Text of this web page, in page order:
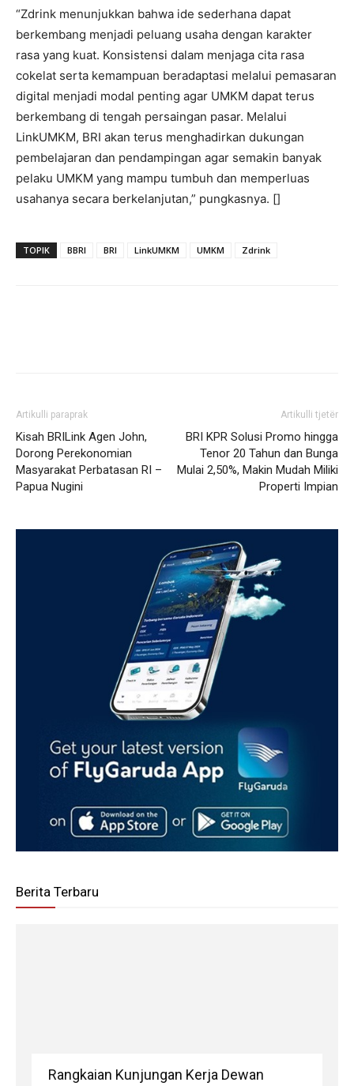
“Zdrink menunjukkan bahwa ide sederhana dapat
berkembang menjadi peluang usaha dengan karakter
rasa yang kuat. Konsistensi dalam menjaga cita rasa
cokelat serta kemampuan beradaptasi melalui pemasaran
digital menjadi modal penting agar UMKM dapat terus
berkembang di tengah persaingan pasar. Melalui
LinkUMKM, BRI akan terus menghadirkan dukungan
pembelajaran dan pendampingan agar semakin banyak
pelaku UMKM yang mampu tumbuh dan memperluas
usahanya secara berkelanjutan,” pungkasnya. []
TOPIK BBRI BRI LinkUMKM UMKM Zdrink
Artikulli paraprak
Kisah BRILink Agen John,
Dorong Perekonomian
Masyarakat Perbatasan RI –
Papua Nugini
Artikulli tjetër
BRI KPR Solusi Promo hingga
Tenor 20 Tahun dan Bunga
Mulai 2,50%, Makin Mudah Miliki
Properti Impian
Berita Terbaru
Rangkaian Kunjungan Kerja Dewan